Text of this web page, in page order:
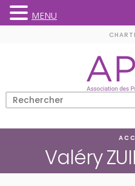
Valéry
MENU